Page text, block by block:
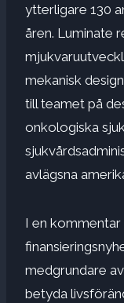
ytterligare 130
åren. Luminate
mekanisk
till teamet på
onkologiska
avlägsna
I en
medgrundare
betyda